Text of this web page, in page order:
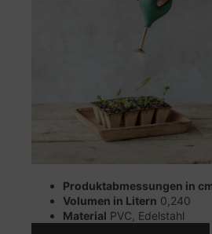
Produktabmessungen in
Volumen in Litern 0,240
Material PVC, Edelstahl